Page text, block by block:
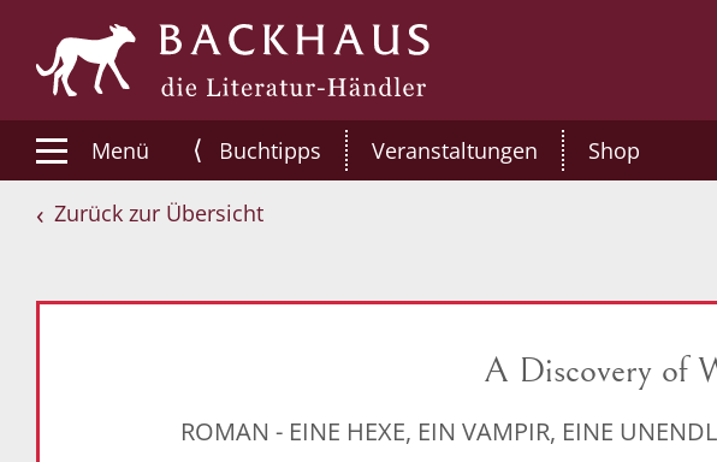
Menü ⟨ Buchtipps Veranstaltungen Shop
Zurück zur Übersicht
A Discovery of
ROMAN - EINE HEXE, EIN VAMPIR, EINE